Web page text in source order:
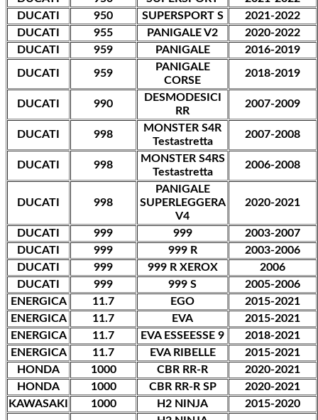
DUCATI
950 SUPERSPORT S
2021-2022
DUCATI
955 PANIGALE V2
2020-2022
DUCATI
959 PANIGALE 2016-2019
DUCATI 959
PANIGALE
CORSE
2018-2019
DUCATI 990
DESMODESICI
RR
2007-2009
DUCATI 998
MONSTER S4R
Testastretta
2007-2008
DUCATI 998
MONSTER S4RS
Testastretta
2006-2008
DUCATI 998
PANIGALE
SUPERLEGGERA
V4
2020-2021
DUCATI 999 999
2003-2007
DUCATI
999 999 R
2003-2006
DUCATI
999 999 R XEROX
2006
DUCATI
999 999 S
2005-2006
ENERGICA
11.7 EGO
2015-2021
ENERGICA
11.7 EVA
2015-2021
ENERGICA
11.7 EVA ESSEESSE 9
2018-2021
ENERGICA
11.7 EVA RIBELLE
2015-2021
HONDA
1000 CBR RR-R
2020-2021
HONDA
1000 CBR RR-R SP
2020-2021
KAWASAKI
1000 H2 NINJA 2015-2020